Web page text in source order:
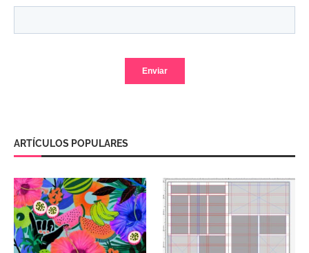
ARTÍCULOS POPULARES